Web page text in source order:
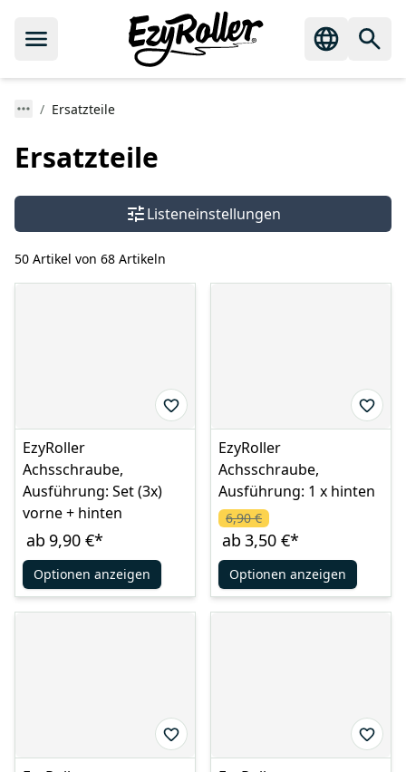
Ersatzteile
Ersatzteile
Listeneinstellungen
50 Artikel von 68 Artikeln
EzyRoller
Achsschraube,
Ausführung: Set (3x)
vorne + hinten
ab 9,90 €*
Optionen anzeigen
EzyRoller
Achsschraube,
Ausführung: 1 x hinten
ab 3,50 €*
6,90 €
Optionen anzeigen